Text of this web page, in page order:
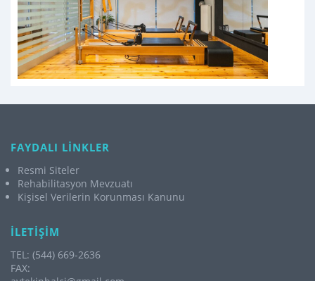
FAYDALI LİNKLER
Resmi Siteler
Rehabilitasyon Mevzuatı
Kişisel Verilerin Korunması Kanunu
İLETİŞİM
TEL: (544) 669-2636
FAX: